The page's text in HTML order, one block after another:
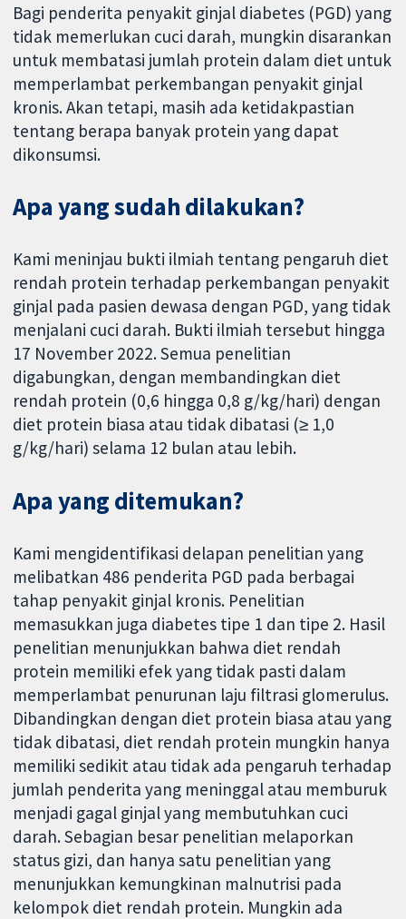
Bagi penderita penyakit ginjal diabetes (PGD) yang
tidak memerlukan cuci darah, mungkin disarankan
untuk membatasi jumlah protein dalam diet untuk
memperlambat perkembangan penyakit ginjal
kronis. Akan tetapi, masih ada ketidakpastian
tentang berapa banyak protein yang dapat
dikonsumsi.
Apa yang sudah dilakukan?
Kami meninjau bukti ilmiah tentang pengaruh diet
rendah protein terhadap perkembangan penyakit
ginjal pada pasien dewasa dengan PGD, yang tidak
menjalani cuci darah. Bukti ilmiah tersebut hingga
17 November 2022. Semua penelitian
digabungkan, dengan membandingkan diet
rendah protein (0,6 hingga 0,8 g/kg/hari) dengan
diet protein biasa atau tidak dibatasi (≥ 1,0
g/kg/hari) selama 12 bulan atau lebih.
Apa yang ditemukan?
Kami mengidentifikasi delapan penelitian yang
melibatkan 486 penderita PGD pada berbagai
tahap penyakit ginjal kronis. Penelitian
memasukkan juga diabetes tipe 1 dan tipe 2. Hasil
penelitian menunjukkan bahwa diet rendah
protein memiliki efek yang tidak pasti dalam
memperlambat penurunan laju filtrasi glomerulus.
Dibandingkan dengan diet protein biasa atau yang
tidak dibatasi, diet rendah protein mungkin hanya
memiliki sedikit atau tidak ada pengaruh terhadap
jumlah penderita yang meninggal atau memburuk
menjadi gagal ginjal yang membutuhkan cuci
darah. Sebagian besar penelitian melaporkan
status gizi, dan hanya satu penelitian yang
menunjukkan kemungkinan malnutrisi pada
kelompok diet rendah protein. Mungkin ada